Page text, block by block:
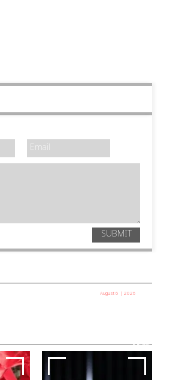
SUBMIT
August 6 | 2026
P Rajeev